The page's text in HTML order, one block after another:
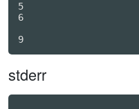
5
6
9
stderr